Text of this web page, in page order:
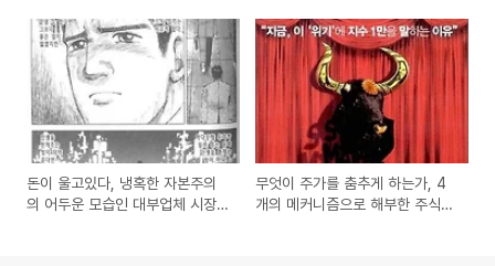
하는 디톡스 이야기
돈이 울고있다, 냉혹한 자본주의
의 어두운 모습인 대부업체 시장
무엇이 주가를 춤추게 하는가, 4
개의 메커니즘으로 해부한 주식시